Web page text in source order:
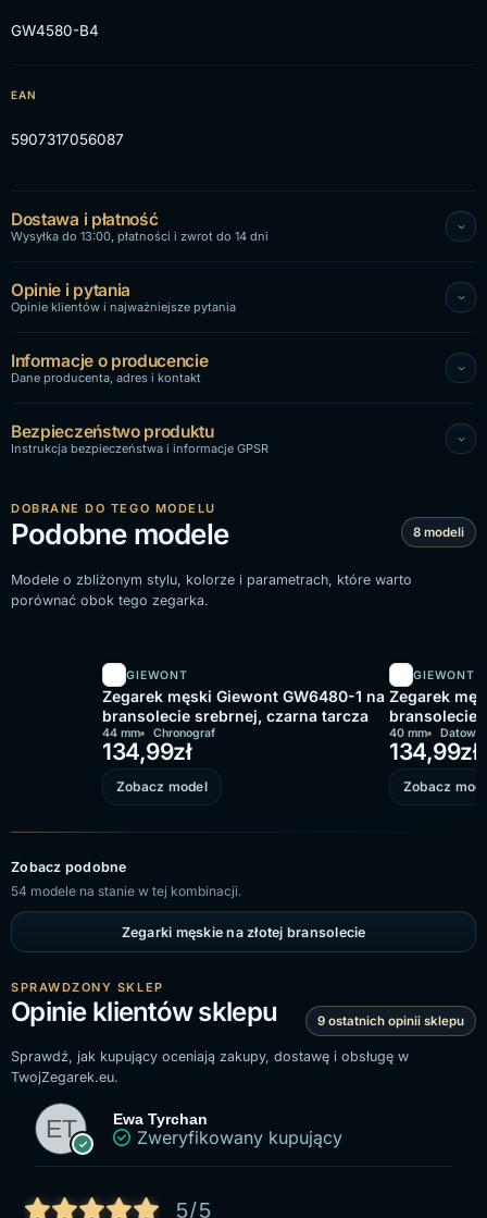
GW4580-B4
EAN
5907317056087
Dostawa i płatność
Wysyłka do 13:00, płatności i zwrot do 14 dni
Opinie i pytania
Opinie klientów i najważniejsze pytania
Informacje o producencie
Dane producenta, adres i kontakt
Bezpieczeństwo produktu
Instrukcja bezpieczeństwa i informacje GPSR
DOBRANE DO TEGO MODELU
Podobne modele 8 modeli
Modele o zbliżonym stylu, kolorze i parametrach, które warto
porównać obok tego zegarka.
GIEWONT
Zegarek męski Giewont GW6480-1 na
bransolecie srebrnej, czarna tarcza
44 mm Chronograf
134,99zł
Zobacz model
GIEWONT
Zegarek
bransolecie
40 mm
134,99zł
Zobacz
Zobacz podobne
54 modele na stanie w tej kombinacji.
Zegarki męskie na złotej bransolecie
SPRAWDZONY SKLEP
Opinie klientów sklepu 9 ostatnich opinii sklepu
Sprawdź, jak kupujący oceniają zakupy, dostawę i obsługę w
TwojZegarek.eu.
Ewa Tyrchan
Zweryfikowany kupujący
5/5